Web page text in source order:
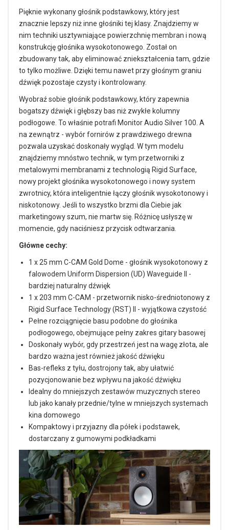
Pięknie wykonany głośnik podstawkowy, który jest
znacznie lepszy niż inne głośniki tej klasy. Znajdziemy w
nim techniki usztywniające powierzchnię membran i nową
konstrukcję głośnika wysokotonowego. Został on
zbudowany tak, aby eliminować zniekształcenia tam, gdzie
to tylko możliwe. Dzięki temu nawet przy głośnym graniu
dźwięk pozostaje czysty i kontrolowany.
Wyobraź sobie głośnik podstawkowy, który zapewnia
bogatszy dźwięk i głębszy bas niż zwykłe kolumny
podłogowe. To właśnie potrafi Monitor Audio Silver 100. A
na zewnątrz - wybór fornirów z prawdziwego drewna
pozwala uzyskać doskonały wygląd. W tym modelu
znajdziemy mnóstwo technik, w tym przetworniki z
metalowymi membranami z technologią Rigid Surface,
nowy projekt głośnika wysokotonowego i nowy system
zwrotnicy, która inteligentnie łączy głośnik wysokotonowy i
niskotonowy. Jeśli to wszystko brzmi dla Ciebie jak
marketingowy szum, nie martw się. Różnicę usłyszę w
momencie, gdy naciśniesz przycisk odtwarzania.
Główne cechy:
1 x 25 mm C-CAM Gold Dome - głośnik wysokotonowy z
falowodem Uniform Dispersion (UD) Waveguide II -
bardziej naturalny dźwięk
1 x 203 mm C-CAM - przetwornik nisko-średniotonowy z
Rigid Surface Technology (RST) II - wyjątkowa czystość
Pełne rozciągnięcie basu podobne do głośnika
podłogowego, obejmujące pełny zakres gitary basowej
Doskonały wybór, gdy przestrzeń jest na wagę złota, ale
bardzo ważna jest również jakość dźwięku
Bas-refleks z tyłu, dostrojony tak, aby ułatwić
pozycjonowanie bez wpływu na jakość dźwięku
Idealny do mniejszych zestawów muzycznych stereo
lub jako kanały przednie/tylne w mniejszych systemach
kina domowego
Kompaktowy i przyjazny dla półek i podstawek,
dostarczany z gumowymi podkładkami